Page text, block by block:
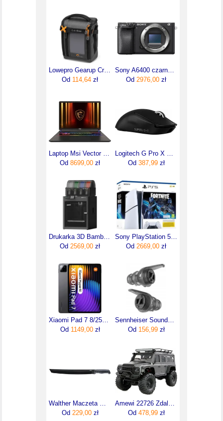
Lowepro Gearup Creator box M II Green Line (w magazynie!)
Od 114,64 zł
Sony A6400 czarny body
Od 2976,00 zł
Laptop Msi Vector 16 HX AI 16"/Ultra 7/16GB/1TB/Win11 (VECTOR16HXAIA2XWHG256PL)
Od 8699,00 zł
Logitech G Pro X Superlight 2 (910007554)
Od 387,99zł
Drukarka 3D Bambu Lab P1S Combo (P1SCOMBO)
Od 2569,00 zł
Sony PlayStation 5 Slim + Fortnite Cobalt
Od 2669,00 zł
Xiaomi Pad 7 8/256GB WIFI Szary
Od 1149,00zł
Sennheiser Soundprotex Ochronne Zatyczki Stopery 1083145
Od 156,99zł
Walther Maczeta Mach Tac 4
Od 229,00zł
Amewi 22726 Zdalnie Sterowany Model Samochód Terenowy Typu Crawler Silnik Elektryczny 1:16
Od 478,99zł